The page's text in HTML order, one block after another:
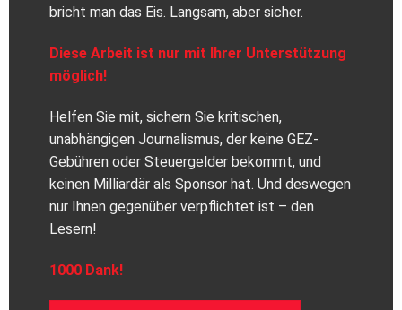
bricht man das Eis. Langsam, aber sicher.
Diese Arbeit ist nur mit Ihrer Unterstützung
möglich!
Helfen Sie mit, sichern Sie kritischen,
unabhängigen Journalismus, der keine GEZ-
Gebühren oder Steuergelder bekommt, und
keinen Milliardär als Sponsor hat. Und deswegen
nur Ihnen gegenüber verpflichtet ist – den
Lesern!
1000 Dank!